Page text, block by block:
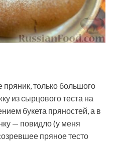
пряник, только большого
из сырцового теста на
букета пряностей, а в
— повидло (у меня
пряное тесто